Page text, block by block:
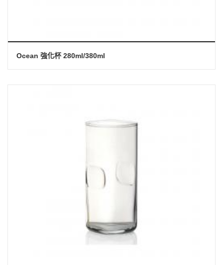
Ocean 強化杯 280ml/380ml